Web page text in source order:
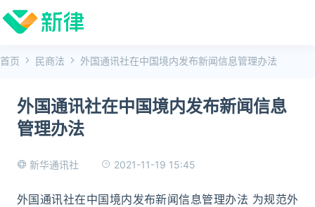
首页 民商法 外国通讯社在中国境内发布新闻信息管理办法
外国通讯社在中国境内发布新闻信息
管理办法
新华通讯社 2021-11-19 15:45
外国通讯社在中国境内发布新闻信息管理办法 为规范外